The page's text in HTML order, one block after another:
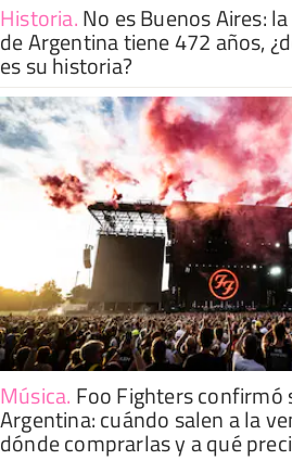
Historia.No es Buenos Aires:
de Argentina tiene 472 años,
es su historia?
Música. Foo Fighters confirmó
Argentina: cuándo salen a la
dónde comprarlas y a qué